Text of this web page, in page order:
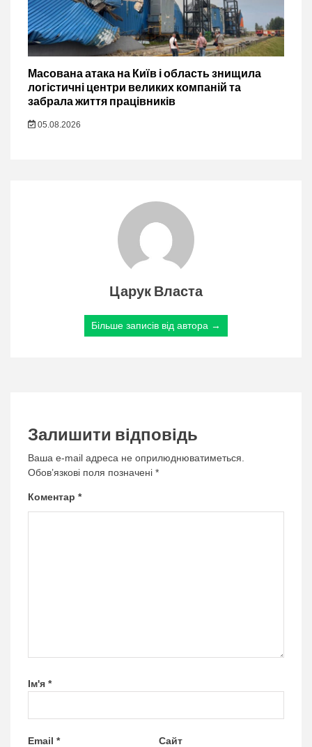
Масована атака на Київ і область знищила
логістичні центри великих компаній та
забрала життя працівників
05.08.2026
Царук Власта
Більше записів від автора →
Залишити відповідь
Ваша e-mail адреса не оприлюднюватиметься.
Обов’язкові поля позначені *
Коментар *
Ім'я *
Email * Сайт